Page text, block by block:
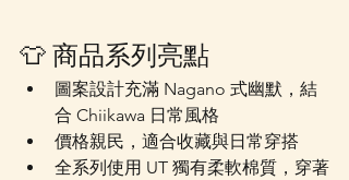
👕 商品系列亮點
圖案設計充滿 Nagano 式幽默，結
合 Chiikawa 日常風格
價格親民，適合收藏與日常穿搭
全系列使用 UT 獨有柔軟棉質，穿著